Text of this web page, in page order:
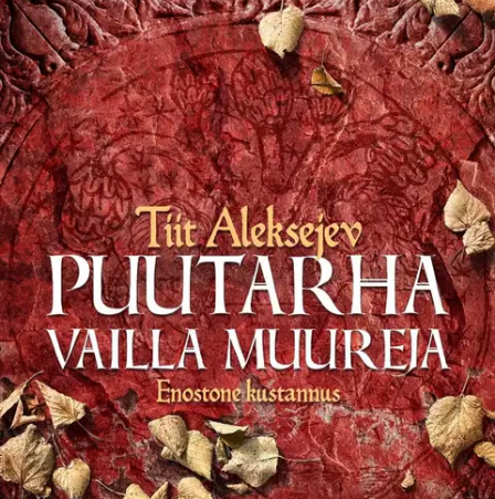
Ei saatavilla
Tuotekuvaus
Syyria vuonna 1098. Antiokia on vapautettu sen jälkeen, kun
muslimit on murskattu ratkaisevassa taistelussa. Kirjan päähenkilö,
joka on yksi taistelun sankareista, on julistettu lainsuojattomaksi ja
hänen rakastettunsa on normannien hallussa panttivankina.
Päähenkilö ryhtyy toimiin päästäkseen rakastettunsa luokse,
yhdistääkseen hajanaisen talonpoikaisarmeijan ja viedäkseen sen
Jerusalemiin. Tämä on samalla matka mielen pimeydestä kohti
kirkkainta valoa.Puutarha vailla muureja on kolmas osa
ensimmäistä ristiretkeä käsittelevästä romaanisarjasta, jonka
ensimmäinen osa Palveränd sai Euroopan unionin
kirjallisuuspalkinnon vuonna 2010. Virolaisen Tiit Aleksejevin (s.
1968) romaanisarjasta ovat aiemmin ilmestyneet Hannu Oittisen
suomentamina Pyhiinvaellus (2013) ja Väkevä kaupunki (2015).
Näytä lisää tuotekuvausta